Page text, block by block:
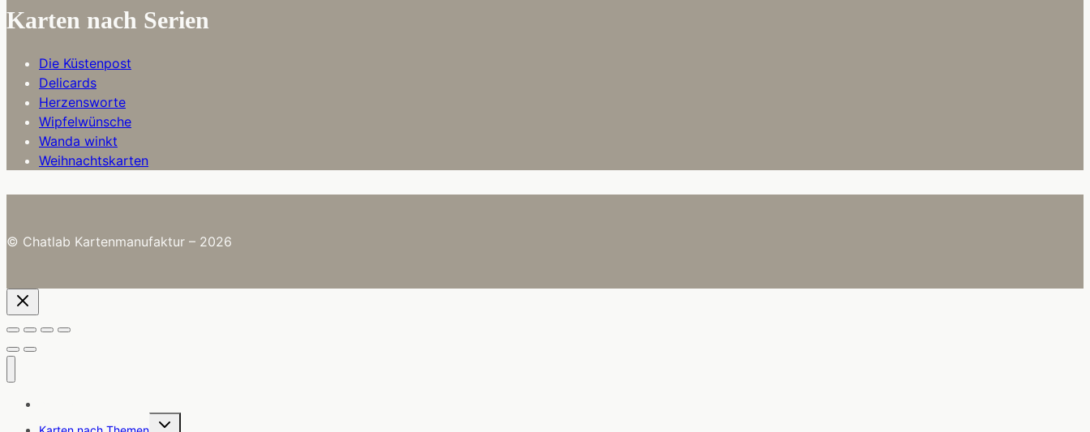
Karten nach Serien
Die Küstenpost
Delicards
Herzensworte
Wipfelwünsche
Wanda winkt
Weihnachtskarten
© Chatlab Kartenmanufaktur – 2026
Untermenü